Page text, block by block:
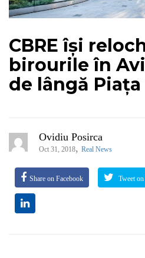
CBRE își
birourile în
de lângă
Ovidiu Posirca
Oct 31, 2018, Real News
Share on Facebook Tweet